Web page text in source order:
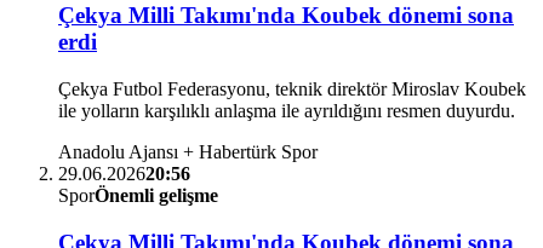
Çekya Milli Takımı'nda Koubek dönemi sona
erdi
Çekya Futbol Federasyonu, teknik direktör Miroslav Koubek
ile yolların karşılıklı anlaşma ile ayrıldığını resmen duyurdu.
Anadolu Ajansı + Habertürk Spor
29.06.202620:56
SporÖnemli gelişme
Çekya Milli Takımı'nda Koubek dönemi sona